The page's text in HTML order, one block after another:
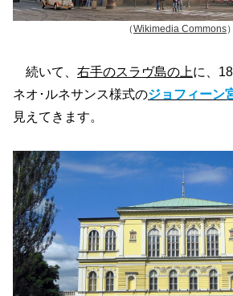
（Wikimedia Commons）
続いて、 右手のスラヴ島の上に、
ネオ･ルネサンス様式のジョフィーン
見えてきます。